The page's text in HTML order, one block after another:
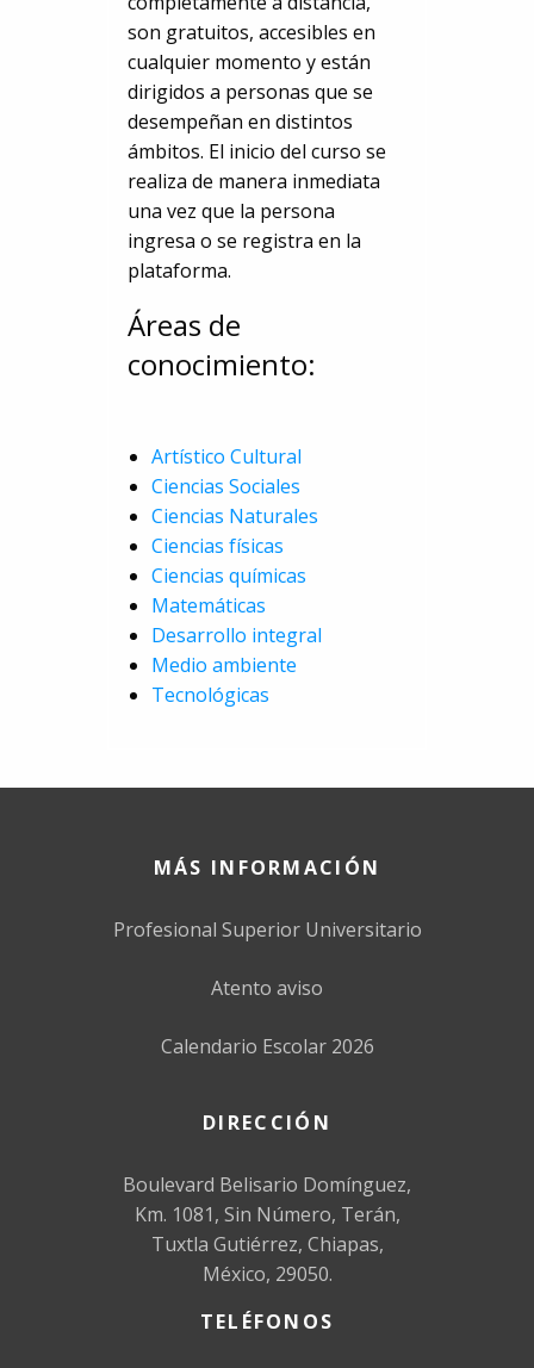
son gratuitos, accesibles en
cualquier momento y están
dirigidos a personas que se
desempeñan en distintos
ámbitos. El inicio del curso se
realiza de manera inmediata
una vez que la persona
ingresa o se registra en la
plataforma.
Áreas de
conocimiento:
Artístico Cultural
Ciencias Sociales
Ciencias Naturales
Ciencias físicas
Ciencias químicas
Matemáticas
Desarrollo integral
Medio ambiente
Tecnológicas
MÁS INFORMACIÓN
Profesional Superior Universitario
Atento aviso
Calendario Escolar 2026
DIRECCIÓN
Boulevard Belisario Domínguez,
Km. 1081, Sin Número, Terán,
Tuxtla Gutiérrez, Chiapas,
México, 29050.
TELÉFONOS